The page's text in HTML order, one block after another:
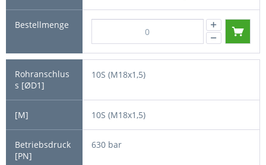
10S (M18x1,5)
10S (M18x1,5)
630 bar